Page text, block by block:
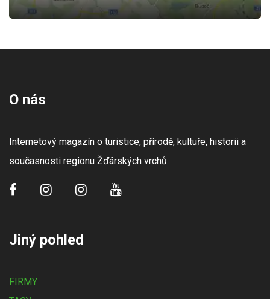
O nás
Internetový magazín o turistice, přírodě, kultuře, historii a
současnosti regionu Žďárských vrchů.
Jiný pohled
FIRMY